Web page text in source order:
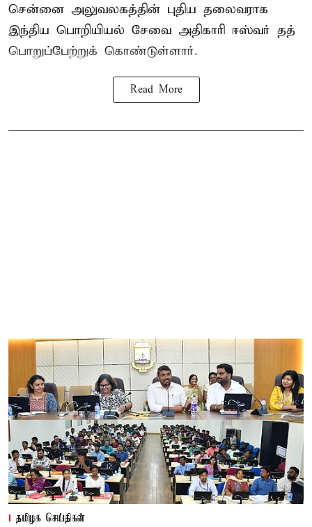
சென்னை அலுவலகத்தின் புதிய தலைவராக
இந்திய பொறியியல் சேவை அதிகாரி ஈஸ்வர் தத்
பொறுப்பேற்றுக் கொண்டுள்ளார்.
Read More
தமிழக செய்திகள்